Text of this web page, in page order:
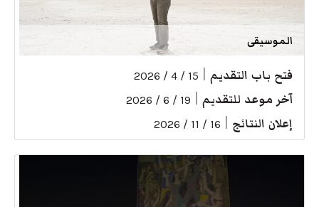
الموسيقى
فتح باب التقديم 15 / 4 / 2026
آخر موعد للتقديم 19 / 6 / 2026
إعلان النتائج 16 / 11 / 2026